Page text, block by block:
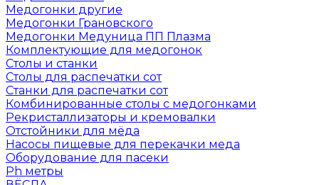
Медогонки другие
Медогонки Грановского
Медогонки Медуница ПП Плазма
Комплектующие для медогонок
Столы и станки
Столы для распечатки сот
Станки для распечатки сот
Комбинированные столы с медогонками
Рекристаллизаторы и кремовалки
Отстойники для мёда
Насосы пищевые для перекачки меда
Оборудование для пасеки
Ph метры